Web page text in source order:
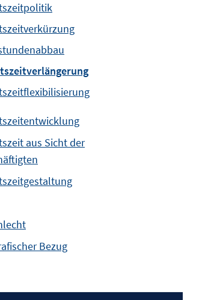
aus Sicht der
Bezug